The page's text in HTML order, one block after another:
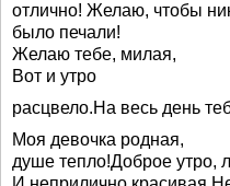
отлично! Желаю, чтобы
было печали!
Желаю тебе, милая,
Вот и утро
расцвело.На весь день
Моя девочка родная,
душе тепло!Доброе утро,